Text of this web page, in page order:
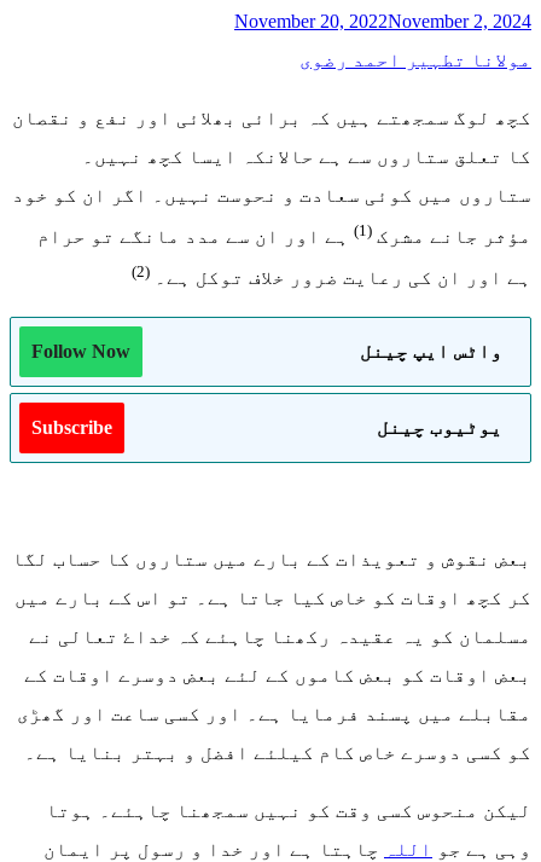
November 20, 2022November 2, 2024
مولانا تطہیر احمد رضوی
کچھ لوگ سمجھتے ہیں کہ برائی بھلائی اور نفع و نقصان
کا تعلق ستاروں سے ہے حالانکہ ایسا کچھ نہیں۔
ستاروں میں کوئی سعادت و نحوست نہیں۔ اگر ان کو خود
مؤثر جانے مشرک (1) ہے اور ان سے مدد مانگے تو حرام
ہے اور ان کی رعایت ضرور خلاف توکل ہے۔ (2)
واٹس ایپ چینل Follow Now
یوٹیوب چینل Subscribe
بعض نقوش و تعویذات کے بارے میں ستاروں کا حساب لگا
کر کچھ اوقات کو خاص کیا جاتا ہے۔ تو اس کے بارے میں
مسلمان کو یہ عقیدہ رکھنا چاہئے کہ خداۓ تعالی نے
بعض اوقات کو بعض کاموں کے لئے بعض دوسرے اوقات کے
مقابلے میں پسند فرمایا ہے۔ اور کسی ساعت اور گھڑی
کو کسی دوسرے خاص کام کیلئے افضل و بہتر بنایا ہے۔
لیکن منحوس کسی وقت کو نہیں سمجھنا چاہئے۔ ہوتا
وہی ہے جو
اللہ
چاہتا ہے اور خدا و رسول پر ایمان